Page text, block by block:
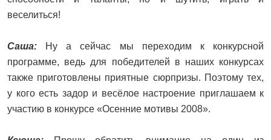
веселиться!
Саша: Ну а сейчас мы переходим к конкурсной
программе, ведь для победителей в наших конкурсах
также приготовлены приятные сюрпризы. Поэтому тех,
у кого есть задор и весёлое настроение приглашаем к
участию в конкурсе «Осенние мотивы 2008».